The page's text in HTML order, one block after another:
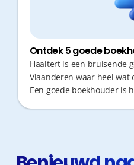
Ontdek 5 goede
Haaltert is een bruisende
Vlaanderen waar heel
Een goede boekhouder is
advies op maat en snelle